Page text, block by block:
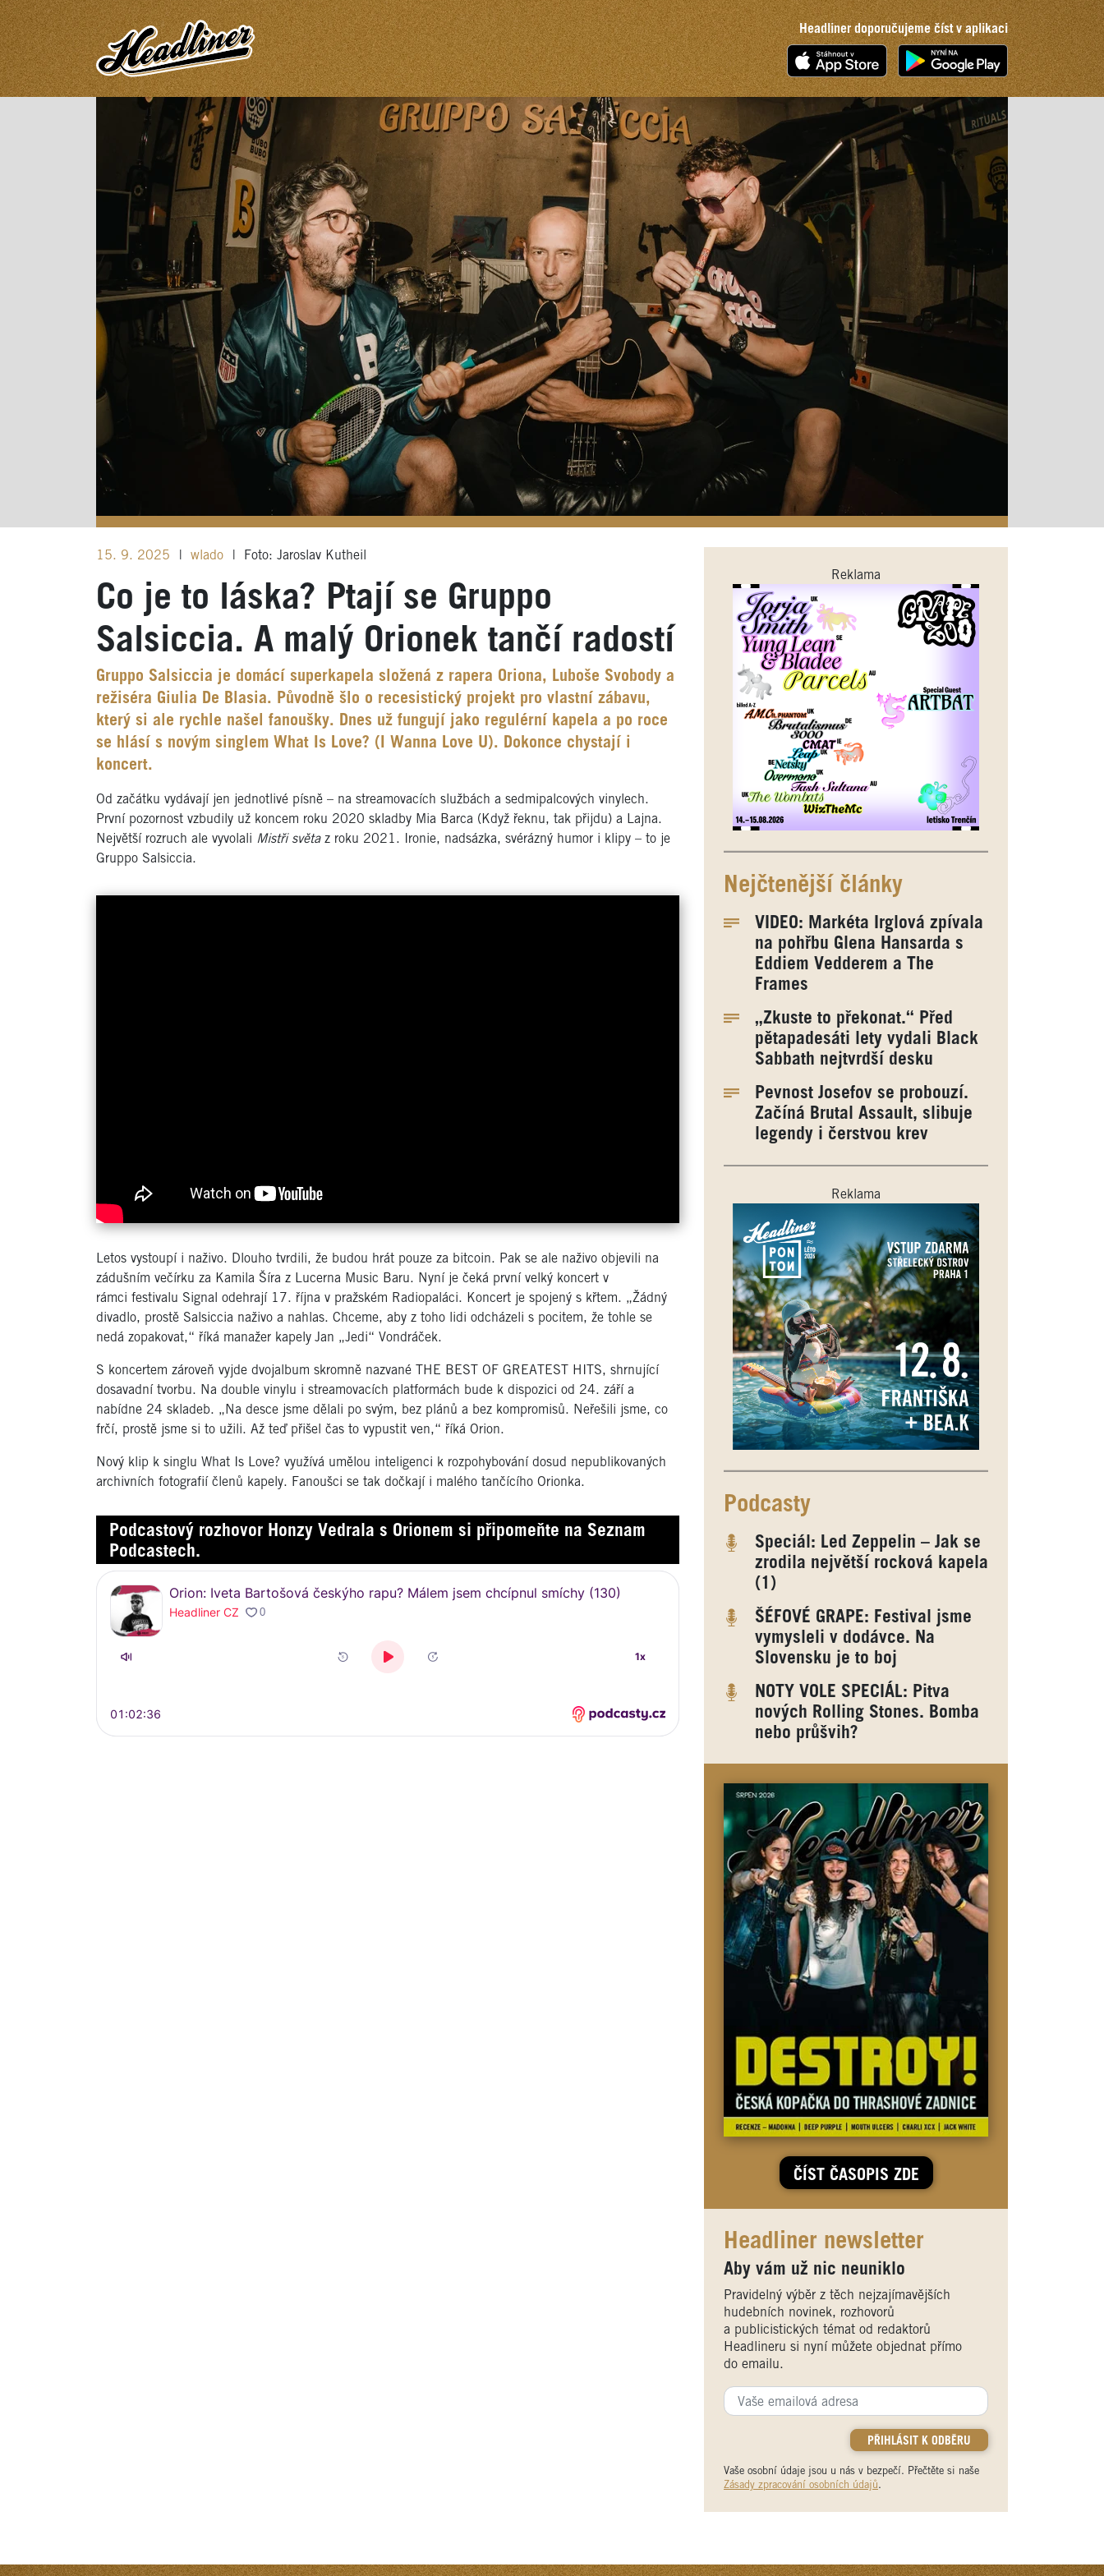
Headliner doporučujeme číst v aplikaci
15. 9. 2025 wlado Foto: Jaroslav Kutheil
Co je to láska? Ptají se Gruppo
Salsiccia. A malý Orionek tančí radostí
Gruppo Salsiccia je domácí superkapela složená z rapera Oriona, Luboše Svobody a
režiséra Giulia De Blasia. Původně šlo o recesistický projekt pro vlastní zábavu,
který si ale rychle našel fanoušky. Dnes už fungují jako regulérní kapela a po roce
se hlásí s novým singlem What Is Love? (I Wanna Love U). Dokonce chystají i
koncert.
Od začátku vydávají jen jednotlivé písně – na streamovacích službách a sedmipalcových vinylech.
První pozornost vzbudily už koncem roku 2020 skladby Mia Barca (Když řeknu, tak přijdu) a Lajna.
Největší rozruch ale vyvolali Mistři světaz roku 2021. Ironie, nadsázka, svérázný humor i klipy – to je
Gruppo Salsiccia.
Letos vystoupí i naživo. Dlouho tvrdili, že budou hrát pouze za bitcoin. Pak se ale naživo objevili na
zádušním večírku za Kamila Šíra z Lucerna Music Baru. Nyní je čeká první velký koncert v
rámci festivalu Signal odehrají 17. října v pražském Radiopaláci. Koncert je spojený s křtem. „Žádný
divadlo, prostě Salsiccia naživo a nahlas. Chceme, aby z toho lidi odcházeli s pocitem, že tohle se
nedá zopakovat,“ říká manažer kapely Jan „Jedi“ Vondráček.
S koncertem zároveň vyjde dvojalbum skromně nazvané THE BEST OF GREATEST HITS, shrnující
dosavadní tvorbu. Na double vinylu i streamovacích platformách bude k dispozici od 24. září a
nabídne 24 skladeb. „Na desce jsme dělali po svým, bez plánů a bez kompromisů. Neřešili jsme, co
frčí, prostě jsme si to užili. Až teď přišel čas to vypustit ven,“ říká Orion.
Nový klip k singlu What Is Love? využívá umělou inteligenci k rozpohybování dosud nepublikovaných
archivních fotografií členů kapely. Fanoušci se tak dočkají i malého tančícího Orionka.
Podcastový rozhovor Honzy Vedrala s Orionem si připomeňte na Seznam
Podcastech.
Reklama
Nejčtenější články
VIDEO: Markéta Irglová zpívala
na pohřbu Glena Hansarda s
Eddiem Vedderem a The
Frames
„Zkuste to překonat.“ Před
pětapadesáti lety vydali Black
Sabbath nejtvrdší desku
Pevnost Josefov se probouzí.
Začíná Brutal Assault, slibuje
legendy i čerstvou krev
Reklama
Podcasty
Speciál: Led Zeppelin – Jak se
zrodila největší rocková kapela
(1)
ŠÉFOVÉ GRAPE: Festival jsme
vymysleli v dodávce. Na
Slovensku je to boj
NOTY VOLE SPECIÁL: Pitva
nových Rolling Stones. Bomba
nebo průšvih?
ČÍST ČASOPIS ZDE
Headliner newsletter
Aby vám už nic neuniklo
Pravidelný výběr z těch nejzajímavějších
hudebních novinek, rozhovorů
a publicistických témat od redaktorů
Headlineru si nyní můžete objednat přímo
do emailu.
Vaše osobní údaje jsou u nás v bezpečí. Přečtěte si naše
Zásady zpracování osobních údajů.